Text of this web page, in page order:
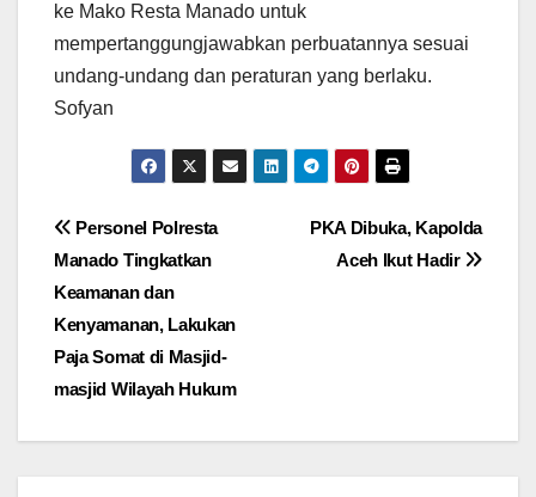
ke Mako Resta Manado untuk
mempertanggungjawabkan perbuatannya sesuai
undang-undang dan peraturan yang berlaku.
Sofyan
Navigasi
pos
PKA Dibuka, Kapolda
Aceh Ikut Hadir
Personel Polresta
Manado Tingkatkan
Keamanan dan
Kenyamanan, Lakukan
Paja Somat di Masjid-
masjid Wilayah Hukum